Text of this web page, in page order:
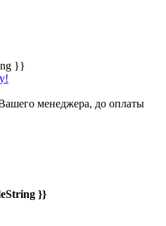
}}
менеджера, до оплаты
}}